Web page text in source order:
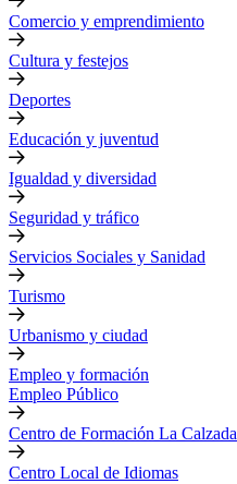
Comercio y emprendimiento
Cultura y festejos
Deportes
Educación y juventud
Igualdad y diversidad
Seguridad y tráfico
Servicios Sociales y Sanidad
Turismo
Urbanismo y ciudad
Empleo y formación
Empleo Público
Centro de Formación La Calzada
Centro Local de Idiomas